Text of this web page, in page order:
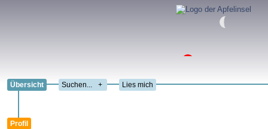
Übersicht + Lies mich
Profil